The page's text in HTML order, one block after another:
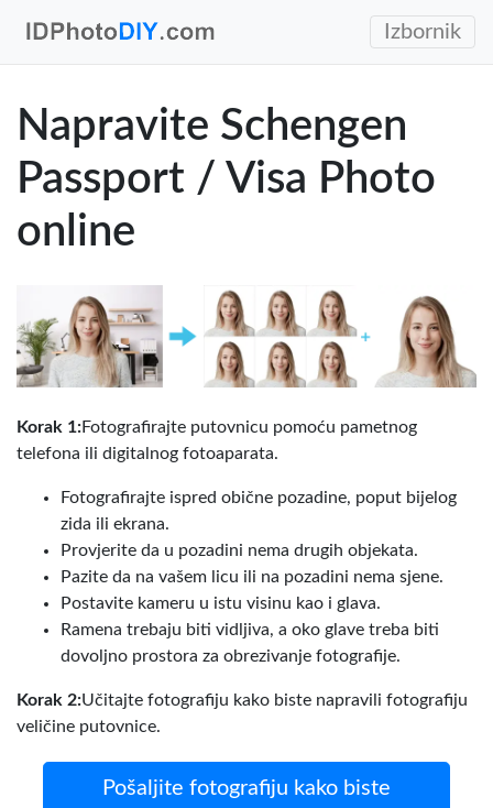
Izbornik
Napravite Schengen
Passport / Visa Photo
online
Korak 1:Fotografirajte putovnicu pomoću pametnog
telefona ili digitalnog fotoaparata.
Fotografirajte ispred obične pozadine, poput bijelog
zida ili ekrana.
Provjerite da u pozadini nema drugih objekata.
Pazite da na vašem licu ili na pozadini nema sjene.
Postavite kameru u istu visinu kao i glava.
Ramena trebaju biti vidljiva, a oko glave treba biti
dovoljno prostora za obrezivanje fotografije.
Korak 2:Učitajte fotografiju kako biste napravili fotografiju
veličine putovnice.
Pošaljite fotografiju kako biste